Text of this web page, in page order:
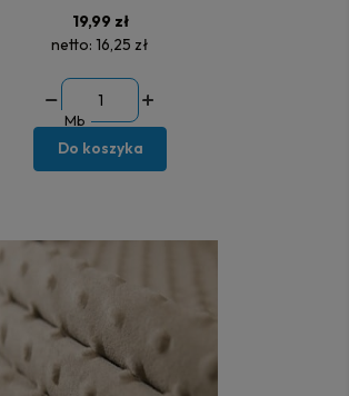
19,99 zł
netto: 16,25 zł
Mb
Do koszyka